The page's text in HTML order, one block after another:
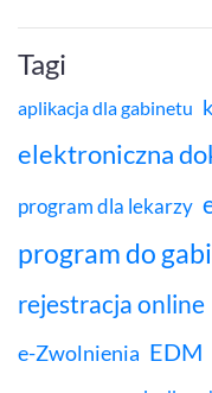
Tagi
aplikacja dla gabinetu
elektroniczna
program dla lekarzy
program do
rejestracja online
e-Zwolnienia EDM